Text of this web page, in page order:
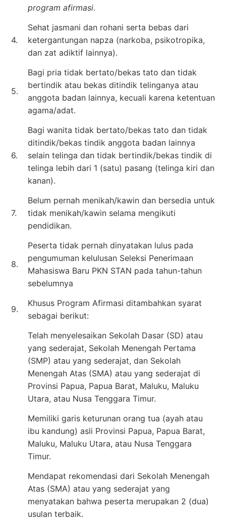
program afirmasi.
4.
Sehat jasmani dan rohani serta bebas dari
ketergantungan napza (narkoba, psikotropika,
dan zat adiktif lainnya).
5.
Bagi pria tidak bertato/bekas tato dan tidak
bertindik atau bekas ditindik telinganya atau
anggota badan lainnya, kecuali karena ketentuan
agama/adat.
6.
Bagi wanita tidak bertato/bekas tato dan tidak
ditindik/bekas tindik anggota badan lainnya
selain telinga dan tidak bertindik/bekas tindik di
telinga lebih dari 1 (satu) pasang (telinga kiri dan
kanan).
7.
Belum pernah menikah/kawin dan bersedia untuk
tidak menikah/kawin selama mengikuti
pendidikan.
8.
Peserta tidak pernah dinyatakan lulus pada
pengumuman kelulusan Seleksi Penerimaan
Mahasiswa Baru PKN STAN pada tahun-tahun
sebelumnya
9.
Khusus Program Afirmasi ditambahkan syarat
sebagai berikut:
Telah menyelesaikan Sekolah Dasar (SD) atau
yang sederajat, Sekolah Menengah Pertama
(SMP) atau yang sederajat, dan Sekolah
Menengah Atas (SMA) atau yang sederajat di
Provinsi Papua, Papua Barat, Maluku, Maluku
Utara, atau Nusa Tenggara Timur.
Memiliki garis keturunan orang tua (ayah atau
ibu kandung) asli Provinsi Papua, Papua Barat,
Maluku, Maluku Utara, atau Nusa Tenggara
Timur.
Mendapat rekomendasi dari Sekolah Menengah
Atas (SMA) atau yang sederajat yang
menyatakan bahwa peserta merupakan 2 (dua)
usulan terbaik.